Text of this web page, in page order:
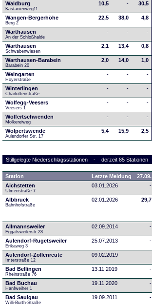
Waldburg
Kastanienweg11
10,5 - 30,5
Wangen-Bergerhöhe
Berg 2
22,5 38,0 4,8
Warthausen
An der Schloßhalde
- - -
Warthausen
Schwabenwiesen
2,1 13,4 0,8
Warthausen-Barabein
Barabein 20
2,0 14,0 1,0
Weingarten
Hoyerstraße
- - -
Winterlingen
Charlottenstraße
- - -
Wolfegg-Veesers
Veesers 1
- - -
Wolfertschwenden
Molkereiweg
- - -
Wolpertswende
Aulendorfer Str. 17
5,4 15,9 2,5
Stillgelegte Niederschlagsstationen - derzeit 85 Stationen
Station Letzte Meldung 27.09.
Aichstetten
Ulmenstraße 7
03.01.2026 -
Albbruck
Bahnhofstraße
02.01.2026 29,7
Allmannsweiler
Eggatsweilerstr.28
02.09.2014 -
Aulendorf-Rugetsweiler
Erikaweg 3
25.07.2013 -
Aulendorf-Zollenreute
Imterstraße 12
09.02.2019 -
Bad Bellingen
Rheinstraße 76
13.11.2019 -
Bad Buchau
Hanfweiher 1
19.11.2020 -
Bad Saulgau
Willi-Burth-Straße
19.09.2011 -